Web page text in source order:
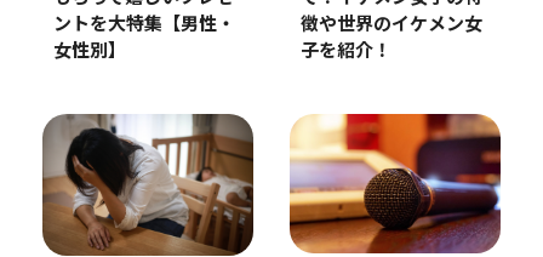
ントを大特集【男性・
女性別】
徴や世界のイケメン女
子を紹介！